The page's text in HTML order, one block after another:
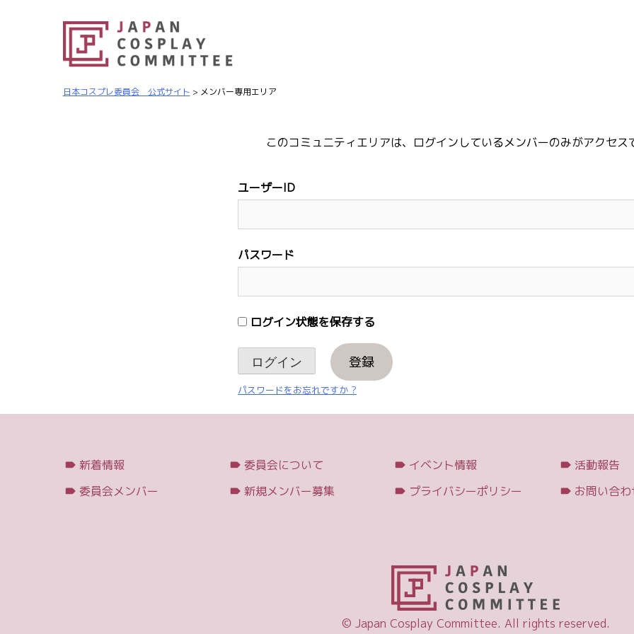
日本コスプレ委員会 公式サイト > メンバー専用エリア
このコミュニティエリアは、ログインしているメンバーのみがアクセス
ユーザーID
パスワード
ログイン状態を保存する
登録
パスワードをお忘れですか ?
新着情報 委員会について イベント情報 活動報告
委員会メンバー
新規メンバー募集 プライバシーポリシー お問い合わ
© Japan Cosplay Committee. All rights reserved.